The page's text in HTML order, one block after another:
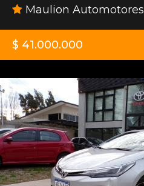
Maulion Automotores
$ 41.000.000